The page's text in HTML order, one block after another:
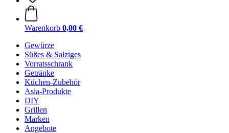
Warenkorb 0,00 €
Gewürze
Süßes & Salziges
Vorratsschrank
Getränke
Küchen-Zubehör
Asia-Produkte
DIY
Grillen
Marken
Angebote